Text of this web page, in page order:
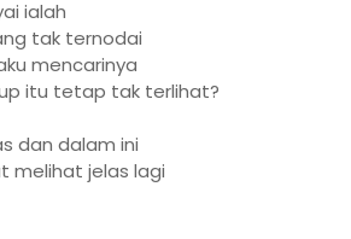
ialah
tak ternodai
mencarinya
itu tetap tak terlihat?
dan dalam ini
melihat jelas lagi